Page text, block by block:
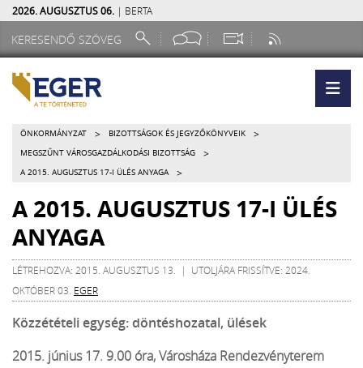
2026. AUGUSZTUS 06. | BERTA
ÖNKORMÁNYZAT > BIZOTTSÁGOK ÉS JEGYZŐKÖNYVEIK >
MEGSZŰNT VÁROSGAZDÁLKODÁSI BIZOTTSÁG >
A 2015. AUGUSZTUS 17-I ÜLÉS ANYAGA >
A 2015. AUGUSZTUS 17-I ÜLÉS
ANYAGA
LÉTREHOZVA: 2015. AUGUSZTUS 13. | UTOLJÁRA FRISSÍTVE: 2024.
OKTÓBER 03. EGER
Közzétételi egység: döntéshozatal, ülések
2015. június 17. 9.00 óra, Városháza Rendezvényterem